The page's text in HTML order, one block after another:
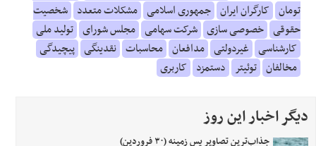
تومان کارگران ایران جمهوری اسلامی مشکلات متعدد شخصیت
حقوقی خصوصی سازی شرکت سهامی مجلس شورای تولید ملی
کارشناسی غیردولتی مدافعان محاسبات نقدینگی پیچیدگی
مخالفان توئیتر دستمزد کاربری
دیگر اخبار این روز
جذاب‌ترین تصاویر پس زمینه (۳۰ فروردین)